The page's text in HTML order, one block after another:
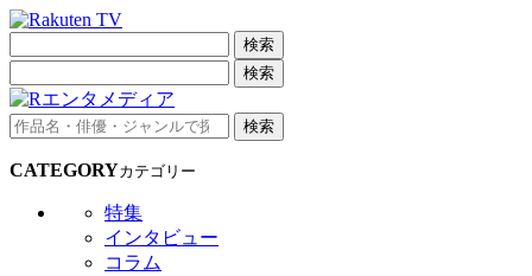
検索
検索
検索
CATEGORYカテゴリー
特集
インタビュー
コラム